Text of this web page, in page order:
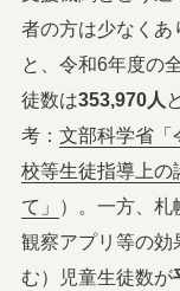
者の方は少なくあ
と、令和6年度の
徒数は353,970人
考： 文部科学省「
校等生徒指導上の
て」
）。一方、
観察アプリ等の効
む）児童生徒数が